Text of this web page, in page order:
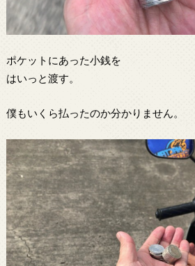
ポケットにあった小銭を
はいっと渡す。
僕もいくら払ったのか分かりません。